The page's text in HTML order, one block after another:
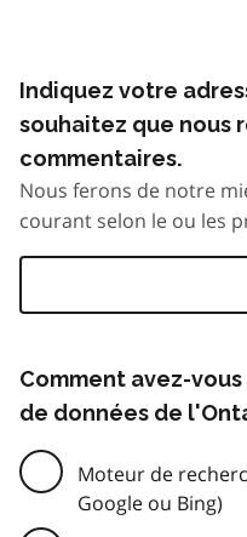
Indiquez votre
souhaitez que nous
commentaires.
Nous ferons de notre
courant selon le ou les
Comment avez-
de données de
Moteur de
Google ou Bing)